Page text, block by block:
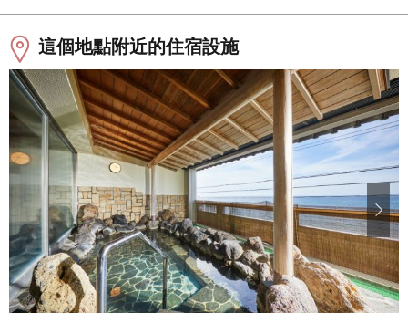
這個地點附近的住宿設施